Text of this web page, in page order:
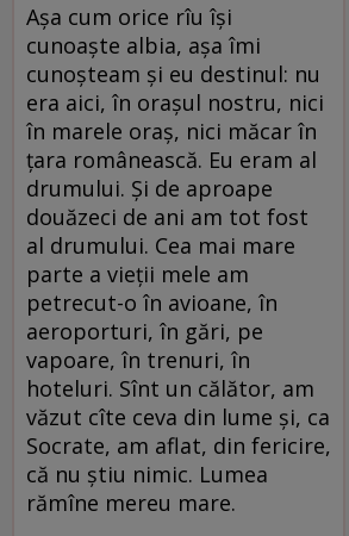
Așa cum orice rîu își
cunoaște albia, așa îmi
cunoșteam și eu destinul: nu
era aici, în orașul nostru, nici
în marele oraș, nici măcar în
țara românească. Eu eram al
drumului. Și de aproape
douăzeci de ani am tot fost
al drumului. Cea mai mare
parte a vieții mele am
petrecut-o în avioane, în
aeroporturi, în gări, pe
vapoare, în trenuri, în
hoteluri. Sînt un călător, am
văzut cîte ceva din lume și, ca
Socrate, am aflat, din fericire,
că nu știu nimic. Lumea
rămîne mereu mare.